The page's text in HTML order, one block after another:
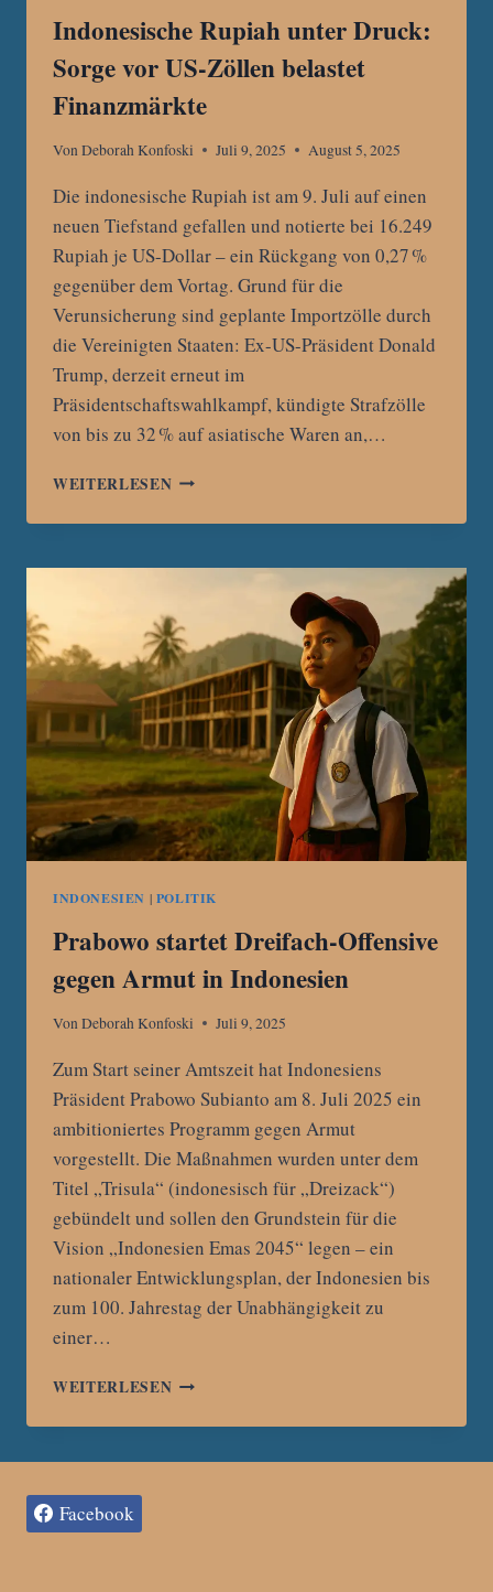
Indonesische Rupiah unter Druck:
Sorge vor US-Zöllen belastet
Finanzmärkte
VonDeborah Konfoski Juli 9, 2025 August 5, 2025
Die indonesische Rupiah ist am 9. Juli auf einen
neuen Tiefstand gefallen und notierte bei 16.249
Rupiah je US-Dollar – ein Rückgang von 0,27 %
gegenüber dem Vortag. Grund für die
Verunsicherung sind geplante Importzölle durch
die Vereinigten Staaten: Ex-US-Präsident Donald
Trump, derzeit erneut im
Präsidentschaftswahlkampf, kündigte Strafzölle
von bis zu 32 % auf asiatische Waren an,…
WEITERLESENINDONESISCHE
UNTER
SORGE
US-
ZÖLLEN
BELASTET
FINANZMÄRKTE
INDONESIEN | POLITIK
Prabowo startet Dreifach-Offensive
gegen Armut in Indonesien
VonDeborah Konfoski Juli 9, 2025
Zum Start seiner Amtszeit hat Indonesiens
Präsident Prabowo Subianto am 8. Juli 2025 ein
ambitioniertes Programm gegen Armut
vorgestellt. Die Maßnahmen wurden unter dem
Titel „Trisula“ (indonesisch für „Dreizack“)
gebündelt und sollen den Grundstein für die
Vision „Indonesien Emas 2045“ legen – ein
nationaler Entwicklungsplan, der Indonesien bis
zum 100. Jahrestag der Unabhängigkeit zu
einer…
WEITERLESENPRABOWO
DREIFACH-
Facebook